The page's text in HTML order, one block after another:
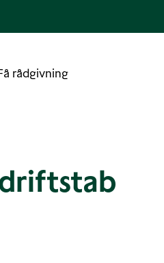
rådgivning